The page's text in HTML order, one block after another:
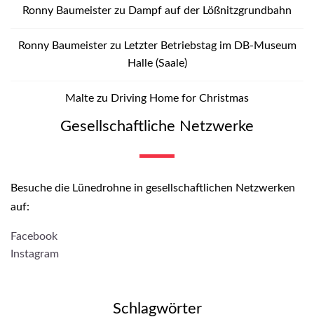
Ronny Baumeister zu Dampf auf der Lößnitzgrundbahn
Ronny Baumeisterzu Letzter Betriebstag im DB-Museum
Halle (Saale)
Malte zu Driving Home for Christmas
Gesellschaftliche Netzwerke
Besuche die Lünedrohne in gesellschaftlichen Netzwerken
auf:
Facebook
Instagram
Schlagwörter